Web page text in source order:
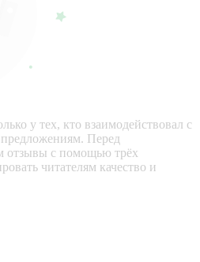
у тех, кто взаимодействовал с
Перед
отзывы с помощью трёх
читателям качество и